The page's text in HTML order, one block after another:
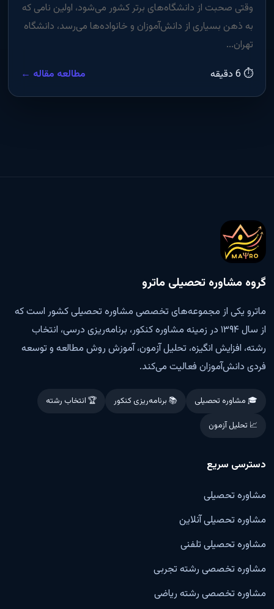
وقتی صحبت از دانشگاه‌های برتر کشور می‌شود، اولین نامی که
به ذهن بسیاری از دانش‌آموزان و خانواده‌ها می‌رسد، دانشگاه
تهران...
⏱ 6 دقیقه
مطالعه مقاله ←
گروه مشاوره تحصیلی ماترو
ماترو یکی از مجموعه‌های تخصصی مشاوره تحصیلی کشور است که
از سال ۱۳۹۴ در زمینه مشاوره کنکور، برنامه‌ریزی درسی، انتخاب
رشته، افزایش انگیزه، تحلیل آزمون، آموزش روش مطالعه و توسعه
فردی دانش‌آموزان فعالیت می‌کند.
🎓 مشاوره تحصیلی 📚 برنامه‌ریزی کنکور
🏆 انتخاب رشته
📈 تحلیل آزمون
دسترسی سریع
مشاوره تحصیلی
مشاوره تحصیلی آنلاین
مشاوره تحصیلی تلفنی
مشاوره تخصصی رشته تجربی
مشاوره تخصصی رشته ریاضی